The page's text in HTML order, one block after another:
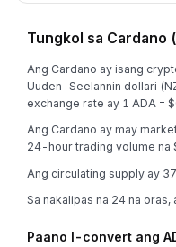
Tungkol sa Cardano
Ang Cardano ay isang
Uuden-Seelannin dollari
exchange rate ay 1 ADA =
Ang Cardano ay may
24-hour trading volume na
Ang circulating supply ay
Sa nakalipas na 24 na
Paano I-convert ang